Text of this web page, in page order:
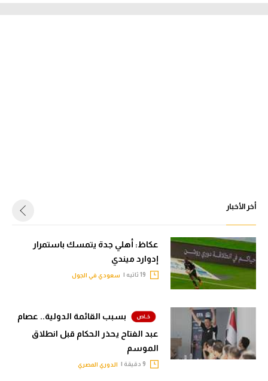
أخر الأخبار
عكاظ: أهلي جدة يتمسك باستمرار
إدوارد ميندي
سعودي في الجول
بسبب القائمة الدولية.. عصام
عبد الفتاح يحذر الحكام قبل انطلاق
الموسم
الدوري المصري